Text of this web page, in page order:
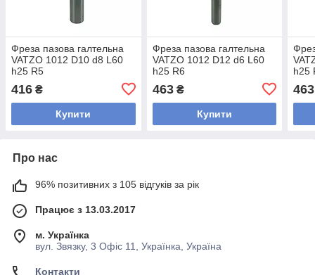
Фреза пазова галтельна
VATZO 1012 D10 d8 L60
h25 R5
416 ₴
Купити
Фреза пазова галтельна
VATZO 1012 D12 d6 L60
h25 R6
463₴
Купити
h25
463
Про нас
96% позитивних з 105 відгуків за рік
Працює з 13.03.2017
м. Українка
вул. Звязку, 3 Офіс 11, Українка, Україна
Контакти